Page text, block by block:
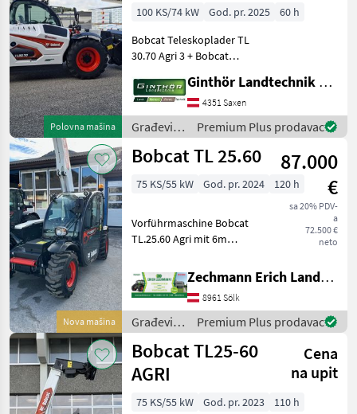
Polovna mašina
100 KS/74 kW God. pr. 2025
60 h
Bobcat Teleskoplader TL
30.70 Agri 3 + Bobcat
hydraulischer
Werkzeugverriegelung + 1x
DW vorne am Ausleger +
Leckageleitung am
Ausleger + Stromans
Ginthör Landtechnik GmbH
4351 Saxen
Građevinski
strojevi /
Bobcat
Premium Plus prodavac
Nova mašina
Bobcat TL 25.60
87.000
€
sa 20% PDV-
a
72.500 €
neto
75 KS/55 kW God. pr. 2024 120 h
Vorführmaschine Bobcat
TL.25.60 Agri mit 6m
Typisierung Österreich -
Luftsitz - Ausleger
Schwimmstellung -
Bluetooth Radio - Euro-
Aufnahme -
Zechmann Erich Landmaschinen-Portalbau
8961 Sölk
Građevinski
strojevi /
Bobcat
Premium Plus prodavac
Bobcat TL25-60
AGRI
Cena
na upit
75 KS/55 kW God. pr. 2023
110 h